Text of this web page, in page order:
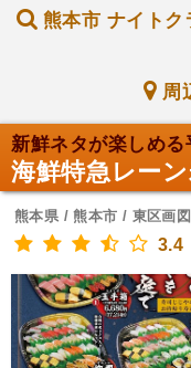
熊本市 ナイトク
周
新鮮ネタが楽しめる
海鮮特急レー
熊本県 / 熊本市 / 東区画
3.4